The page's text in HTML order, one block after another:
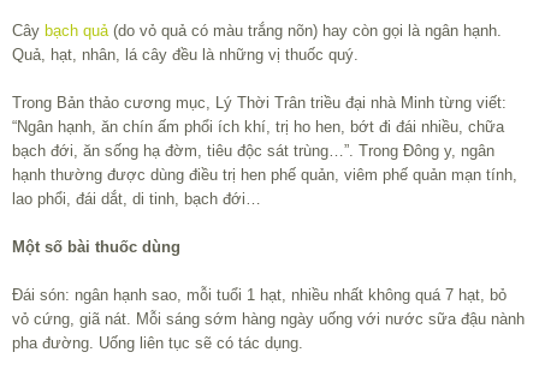
Cây bạch quả(do vỏ quả có màu trắng nõn) hay còn gọi là ngân hạnh.
Quả, hạt, nhân, lá cây đều là những vị thuốc quý.
Trong Bản thảo cương mục, Lý Thời Trân triều đại nhà Minh từng viết:
“Ngân hạnh, ăn chín ấm phổi ích khí, trị ho hen, bớt đi đái nhiều, chữa
bạch đới, ăn sống hạ đờm, tiêu độc sát trùng…”. Trong Đông y, ngân
hạnh thường được dùng điều trị hen phế quản, viêm phế quản mạn tính,
lao phổi, đái dắt, di tinh, bạch đới…
Một số bài thuốc dùng
Đái són: ngân hạnh sao, mỗi tuổi 1 hạt, nhiều nhất không quá 7 hạt, bỏ
vỏ cứng, giã nát. Mỗi sáng sớm hàng ngày uống với nước sữa đậu nành
pha đường. Uống liên tục sẽ có tác dụng.